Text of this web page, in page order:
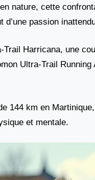
nature, cette
d’une passion
Trail Harricana, une
Ultra-Trail
144 km en
et mentale.